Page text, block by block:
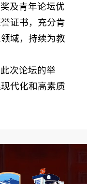
及青年论坛优
证书，充分肯
域，持续为教
次论坛的举
代化和高素质